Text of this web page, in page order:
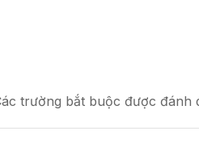
trường bắt buộc được đánh